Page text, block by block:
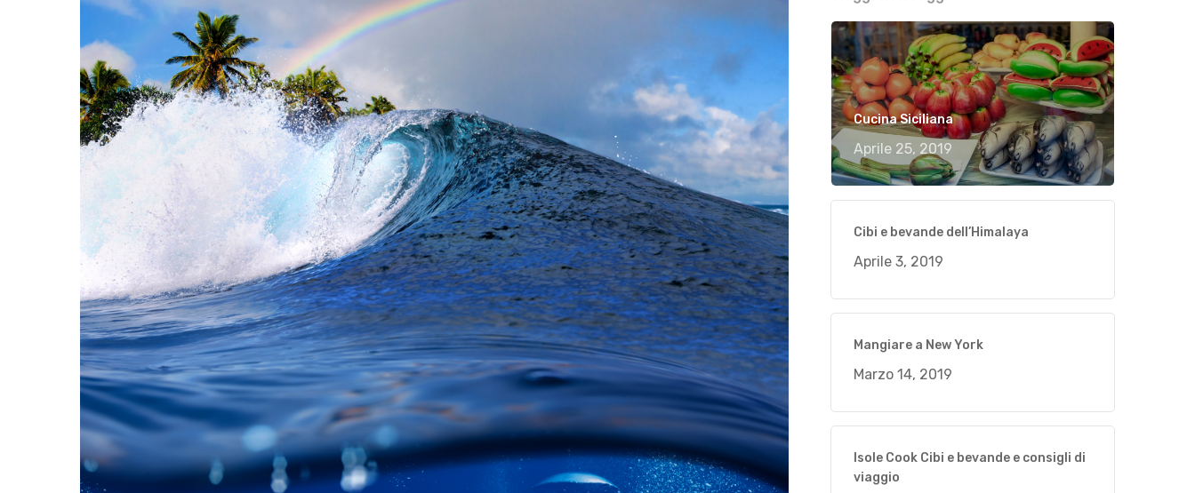
Hit enter to search or ESC to close
Cucina Siciliana
Aprile 25, 2019
Cibi e bevande dell’Himalaya
Aprile 3, 2019
Mangiare a New York
Marzo 14, 2019
Isole Cook Cibi e bevande e consigli di
viaggio